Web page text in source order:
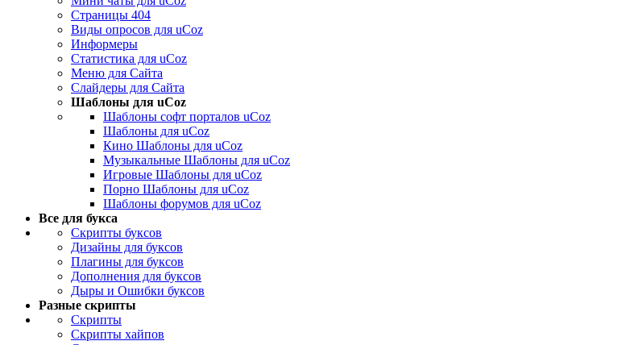
Страницы 404
Виды опросов для uCoz
Информеры
Статистика для uCoz
Меню для Сайта
Слайдеры для Сайта
Шаблоны для uCoz
Шаблоны софт порталов uCoz
Шаблоны для uCoz
Кино Шаблоны для uCoz
Музыкальные Шаблоны для uCoz
Игровые Шаблоны для uCoz
Порно Шаблоны для uCoz
Шаблоны форумов для uCoz
Все для букса
Скрипты буксов
Дизайны для буксов
Плагины для буксов
Дополнения для буксов
Дыры и Ошибки буксов
Разные скрипты
Скрипты
Скрипты хайпов